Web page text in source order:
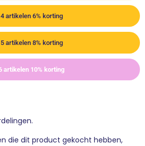
4 artikelen 6% korting
5 artikelen 8% korting
artikelen 10% korting
die dit product gekocht hebben,